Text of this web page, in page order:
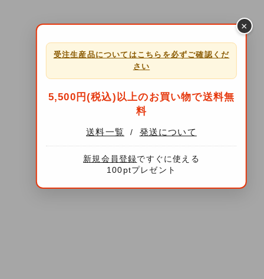
×
受注生産品についてはこちらを必ずご確認くだ
さい
5,500円(税込)以上のお買い物で送料無
料
送料一覧 / 発送について
新規会員登録ですぐに使える
100ptプレゼント